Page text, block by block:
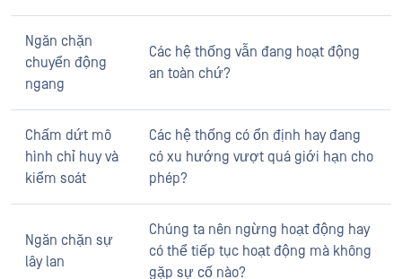
Ngăn chặn
chuyển động
ngang
Các hệ thống vẫn đang hoạt động
an toàn chứ?
Chấm dứt mô
hình chỉ huy và
kiểm soát
Các hệ thống có ổn định hay đang
có xu hướng vượt quá giới hạn cho
phép?
Ngăn chặn sự
lây lan
Chúng ta nên ngừng hoạt động hay
có thể tiếp tục hoạt động mà không
gặp sự cố nào?